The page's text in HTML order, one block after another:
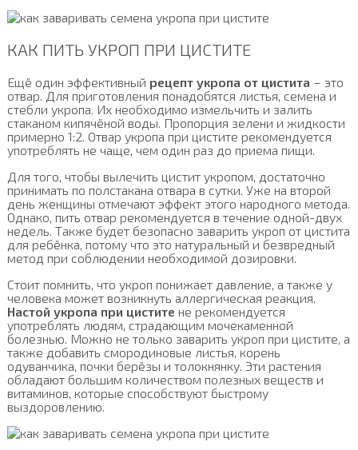
КАК ПИТЬ УКРОП ПРИ ЦИСТИТЕ
Ещё один эффективный рецепт укропа от цистита – это
отвар. Для приготовления понадобятся листья, семена и
стебли укропа. Их необходимо измельчить и залить
стаканом кипячёной воды. Пропорция зелени и жидкости
примерно 1:2. Отвар укропа при цистите рекомендуется
употреблять не чаще, чем один раз до приема пищи.
Для того, чтобы вылечить цистит укропом, достаточно
принимать по полстакана отвара в сутки. Уже на второй
день женщины отмечают эффект этого народного метода.
Однако, пить отвар рекомендуется в течение одной-двух
недель. Также будет безопасно заварить укроп от цистита
для ребёнка, потому что это натуральный и безвредный
метод при соблюдении необходимой дозировки.
Стоит помнить, что укроп понижает давление, а также у
человека может возникнуть аллергическая реакция.
Настой укропа при цистите не рекомендуется
употреблять людям, страдающим мочекаменной
болезнью. Можно не только заварить укроп при цистите, а
также добавить смородиновые листья, корень
одуванчика, почки берёзы и толокнянку. Эти растения
обладают большим количеством полезных веществ и
витаминов, которые способствуют быстрому
выздоровлению.